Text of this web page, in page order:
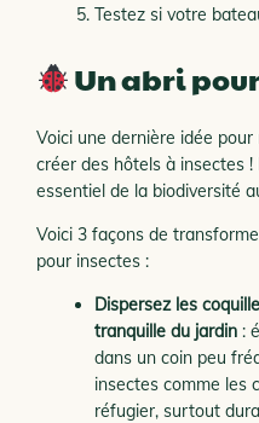
Testez si votre
Un abri
Voici une dernière idée
créer des hôtels à insectes
essentiel de la biodiversité
Voici 3 façons de
pour insectes :
Dispersez les
tranquille du jardin :
dans un coin peu
insectes comme les
réfugier, surtout